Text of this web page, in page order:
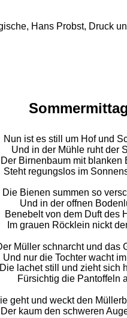
Hans Probst, Druck
Sommermittag
Nun ist es still um Hof und
Und in der Mühle ruht der
Der Birnenbaum mit blanken
Steht regungslos im
Die Bienen summen so
Und in der offnen
Benebelt von dem Duft des
Im grauen Röcklein nickt
Müller schnarcht und das
Und nur die Tochter wacht
Die lachet still und zieht sich
Fürsichtig die Pantoffeln
geht und weckt den
Der kaum den schweren